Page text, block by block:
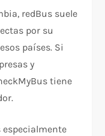
redBus suele
por su
países. Si
y
tiene
especialmente